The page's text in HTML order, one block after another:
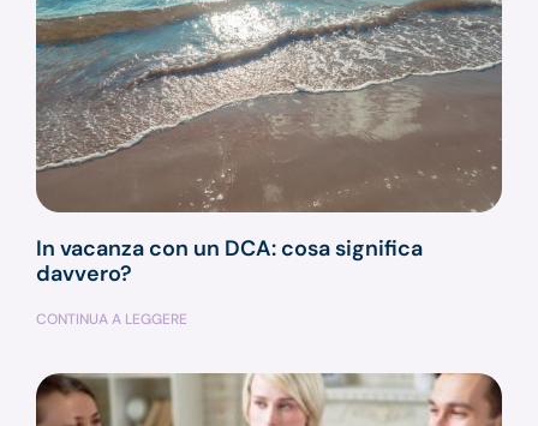
In vacanza con un DCA: cosa significa
davvero?
CONTINUA A LEGGERE